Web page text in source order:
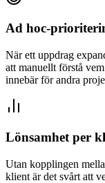
Ad hoc-
När ett uppdrag
att manuellt förstå
innebär för andra
Lönsamhet per
Utan kopplingen
klient är det svårt att